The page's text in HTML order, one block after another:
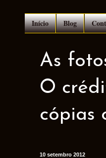
Início Blog
As
O
cópias
10 setembro 2012